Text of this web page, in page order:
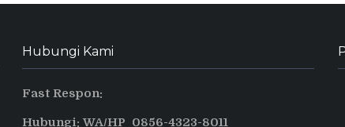
Hubungi Kami
Fast Respon:
Hubungi: WA/HP 0856-4323-8011